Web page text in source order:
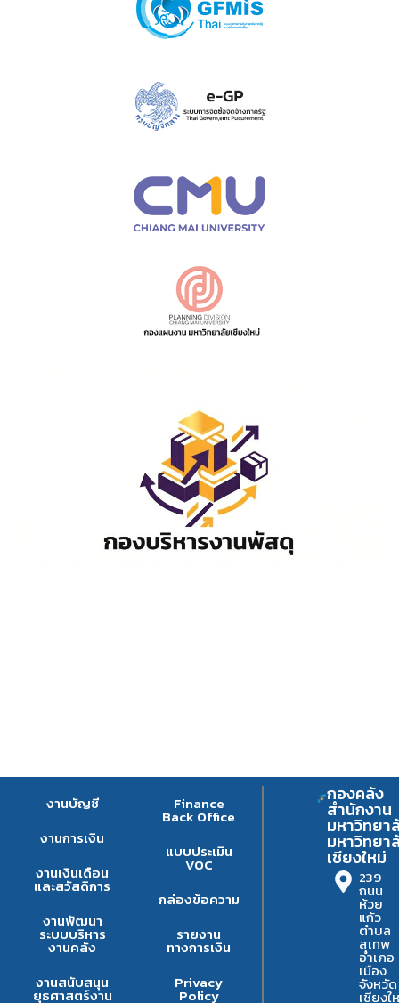
งานบัญชี
งานการเงิน
งานเงินเดือน
และสวัสดิการ
งานพัฒนา
ระบบบริหาร
งานคลัง
งานสนับสนุน
ยุธศาสตร์งาน
Finance
Back Office
แบบประเมิน
VOC
กล่องข้อความ
รายงาน
ทางการเงิน
Privacy
Policy
กองคลัง
สำนักงาน
มหาวิทยา
มหาวิทยา
เชียงใหม่
239
ถนน
ห้วย
แก้ว
ตำบล
สุเทพ
อำเภอ
เมือง
จังหวัด
เชียงใ